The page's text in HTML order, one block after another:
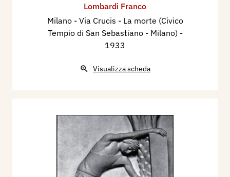
Lombardi Franco
Milano - Via Crucis - La morte (Civico
Tempio di San Sebastiano - Milano) -
1933
Visualizza scheda